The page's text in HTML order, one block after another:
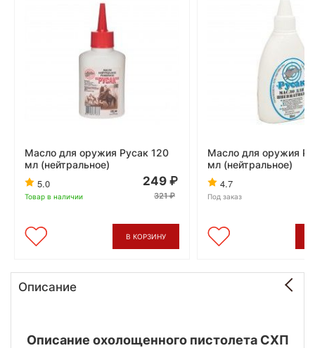
Масло для оружия Русак 120
мл (нейтральное)
5.0
Товар в наличии
249
321
В КОРЗИНУ
Масло для оружия
мл (нейтральное)
4.7
Под заказ
Описание
Описание охолощенного пистолета СХП